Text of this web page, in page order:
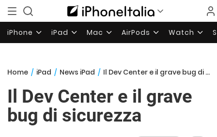
iPhone iPad Mac AirPods Watch
Home / iPad / News iPad / Il Dev Center e il grave bug di sicurezza
Il Dev Center e il grave
bug di sicurezza